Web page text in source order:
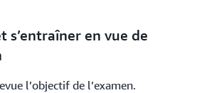
s’entraîner en vue de
l’objectif de l’examen.